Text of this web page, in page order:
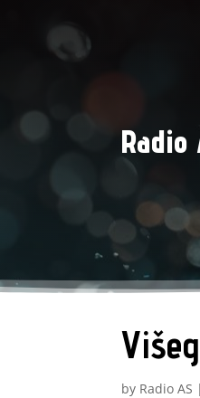
Radio
by Radio AS |